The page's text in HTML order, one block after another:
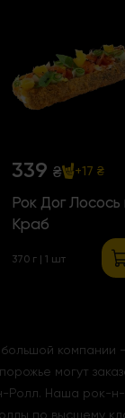
339 ₴ +17 ₴
Рок Дог Лосось
Краб
370 г | 1 шт
компании
могут
Ролл. Наша рок-
по высшему